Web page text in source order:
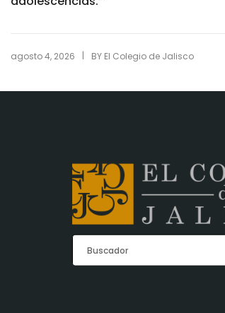
agosto 4, 2026 | BY El Colegio de Jalisco